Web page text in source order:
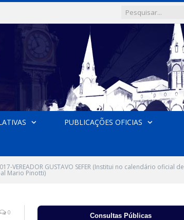
PUBLICAÇÕES OFICIAS
VEREADOR GUSTAVO SEFER (Institui no calendário oficial de
Mario Pinotti)
0 Consultas Públicas